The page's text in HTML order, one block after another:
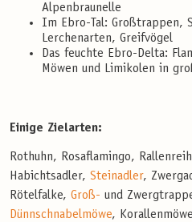
Alpenbraunelle
Im Ebro-Tal: Großtrappen,
Lerchenarten, Greifvögel
Das feuchte Ebro-Delta:
Möwen und Limikolen in
Einige Zielarten:
Rothuhn, Rosaflamingo,
Habichtsadler, Steinadler,
Rötelfalke, Groß- und
Dünnschnabelmöwe,